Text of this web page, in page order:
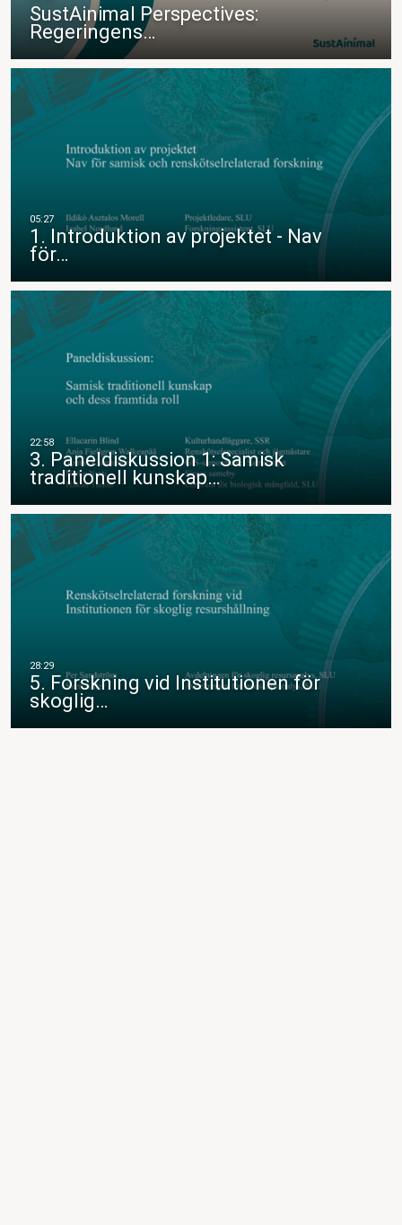
SustAinimal Perspectives:
Regeringens…
1. Introduktion av projektet - Nav
för…
3. Paneldiskussion 1: Samisk
traditionell kunskap…
5. Forskning vid Institutionen för
skoglig…